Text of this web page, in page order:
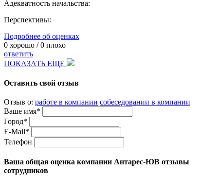
Адекватность начальства:
Перспективы:
Подробнее об оценках
0 хорошо /0 плохо
ответить
ПОКАЗАТЬ ЕЩЕ
Оставить свой отзыв
Отзыв о: работе в компании собеседовании в компании
Ваше имя*
Город*
E-Mail*
Телефон
Ваша общая оценка компании Антарес-ЮВ отзывы
сотрудников